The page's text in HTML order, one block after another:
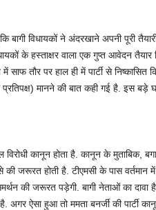
बागी विधायकों ने अंदरखाने अपनी पूरी
के हस्ताक्षर वाला एक गुप्त आवेदन तैयार
तौर पर हाल ही में पार्टी से निष्कासित
मानने की बात कही गई है. इस बड़े
कानून होता है. कानून के मुताबिक,
की जरूरत होती है. टीएमसी के पास
की जरूरत पड़ेगी. बागी नेताओं का दावा
ऐसा हुआ तो ममता बनर्जी की पार्टी